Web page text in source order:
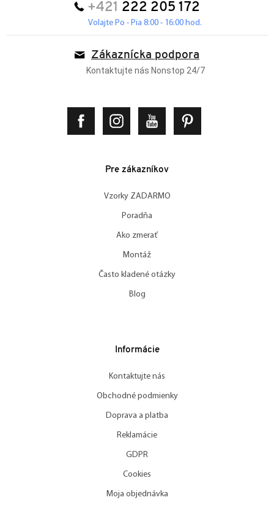
+421 222 205 172
Volajte Po - Pia 8:00 - 16:00 hod.
Zákaznícka podpora
Kontaktujte nás Nonstop 24/7
Pre zákazníkov
Vzorky ZADARMO
Poradňa
Ako zmerať
Montáž
Často kladené otázky
Blog
Informácie
Kontaktujte nás
Obchodné podmienky
Doprava a platba
Reklamácie
GDPR
Cookies
Moja objednávka